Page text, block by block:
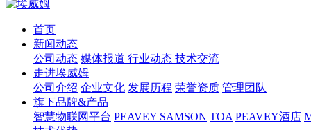
首页
新闻动态
公司动态 媒体报道 行业动态 技术交流
走进埃威姆
公司介绍 企业文化 发展历程 荣誉资质 管理团队
旗下品牌&产品
智慧物联网平台 PEAVEY SAMSON TOA PEAVEY酒店